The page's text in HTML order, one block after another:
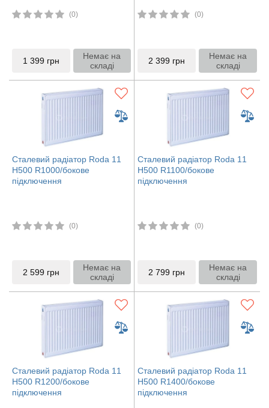
(0)
1 399 грн
Немає на
складі
(0)
2 399 грн
Немає на
складі
Сталевий радіатор Roda 11
H500 R1000/бокове
підключення
(0)
2 599 грн
Немає на
складі
Сталевий радіатор Roda 11
H500 R1100/бокове
підключення
(0)
2 799 грн
Немає на
складі
Сталевий радіатор Roda 11
H500 R1200/бокове
підключення
Сталевий радіатор Roda 11
H500 R1400/бокове
підключення